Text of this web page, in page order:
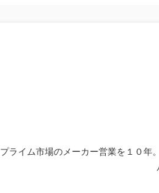
プライム市場のメーカー営業を１０